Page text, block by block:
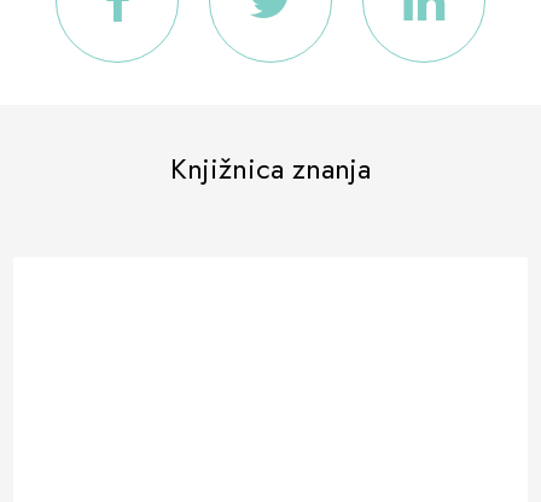
Knjižnica znanja